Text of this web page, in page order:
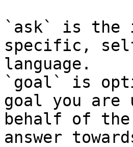
`ask` is the
specific,
language.
`goal` is
goal you
behalf of
answer